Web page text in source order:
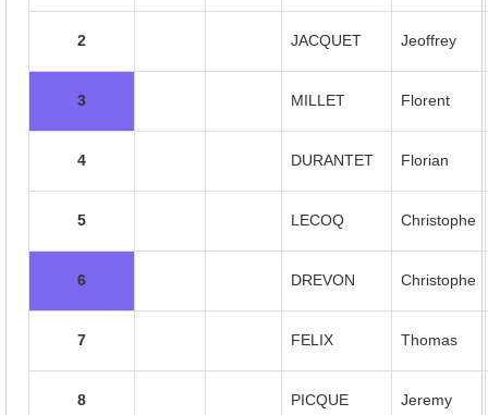
2 JACQUET Jeoffrey
3 MILLET Florent
4 DURANTET Florian
5 LECOQ Christophe
6 DREVON Christophe
7 FELIX Thomas
8 PICQUE Jeremy